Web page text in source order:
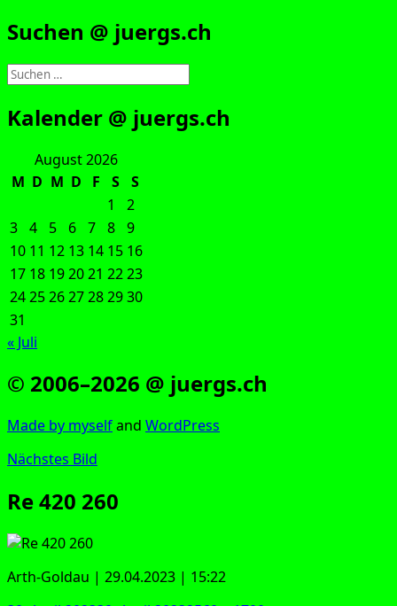
Suchen @ juergs.ch
Suchen
nach:
Kalender @ juergs.ch
August 2026
M D M D F S
S
1
2
3 4 5 6 7 8 9
10 11 12 13 14 15 16
17 18 192021 2223
24252627282930
31
« Juli
© 2006–2026 @ juergs.ch
Made by mys­elfand Word­Press
Nächstes Bild
Re 420 260
Arth-Gold­au | 29.04.2023 | 15:22